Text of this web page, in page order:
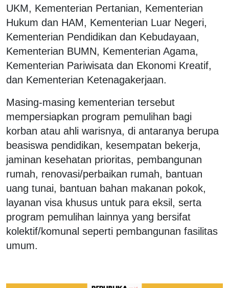
UKM, Kementerian Pertanian, Kementerian
Hukum dan HAM, Kementerian Luar Negeri,
Kementerian Pendidikan dan Kebudayaan,
Kementerian BUMN, Kementerian Agama,
Kementerian Pariwisata dan Ekonomi Kreatif,
dan Kementerian Ketenagakerjaan.
Masing-masing kementerian tersebut
mempersiapkan program pemulihan bagi
korban atau ahli warisnya, di antaranya berupa
beasiswa pendidikan, kesempatan bekerja,
jaminan kesehatan prioritas, pembangunan
rumah, renovasi/perbaikan rumah, bantuan
uang tunai, bantuan bahan makanan pokok,
layanan visa khusus untuk para eksil, serta
program pemulihan lainnya yang bersifat
kolektif/komunal seperti pembangunan fasilitas
umum.